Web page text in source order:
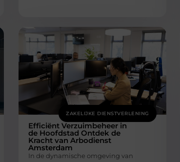
ZAKELIJKE DIENSTVERLENING
Efficiënt Verzuimbeheer in
de Hoofdstad Ontdek de
Kracht van Arbodienst
Amsterdam
In de dynamische omgeving van